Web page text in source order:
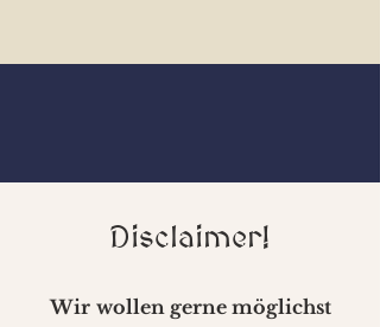
Disclaimer!
Wir wollen gerne möglichst